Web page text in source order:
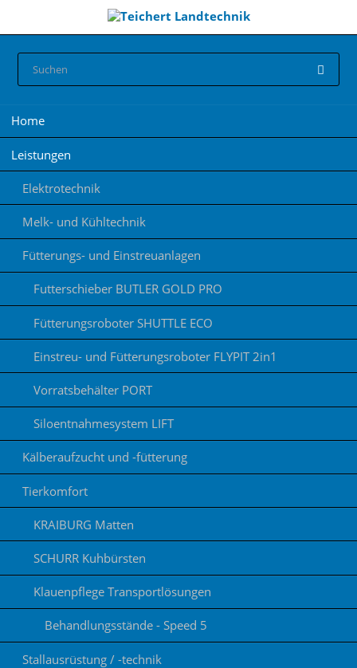
überspringen
Home
Leistungen
Elektrotechnik
Melk- und Kühltechnik
Fütterungs- und Einstreuanlagen
Futterschieber BUTLER GOLD PRO
Fütterungsroboter SHUTTLE ECO
Einstreu- und Fütterungsroboter FLYPIT 2in1
Vorratsbehälter PORT
Siloentnahmesystem LIFT
Kälberaufzucht und -fütterung
Tierkomfort
KRAIBURG Matten
SCHURR Kuhbürsten
Klauenpflege Transportlösungen
Behandlungsstände - Speed 5
Stallausrüstung / -technik